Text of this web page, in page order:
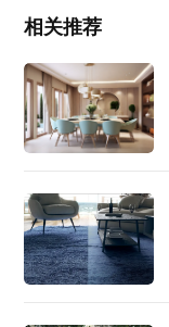
相关推荐